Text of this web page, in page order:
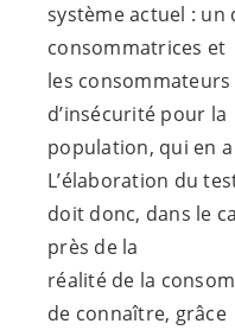
système actuel :
consommatrices et
les
d’insécurité pour la
population, qui en
L’élaboration du
doit donc, dans le
près de la
réalité de la
de connaître, grâce